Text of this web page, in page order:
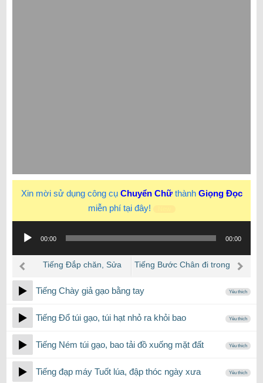
Xin mời sử dụng công cụ Chuyển Chữthành Giọng Đọc
miễn phí tại đây!
phát
âm
thanh
00:00 00:00
Tiếng Đắp chăn, Sửa
Tiếng Bước Chân đi trong
Tiếng Chày giả gạo bằng tay Yêu thích
Tiếng Đổ túi gạo, túi hạt nhỏ ra khỏi bao Yêu thích
Tiếng Ném túi gạo, bao tải đồ xuống mặt đất Yêu thích
Tiếng đạp máy Tuốt lúa, đập thóc ngày xưa Yêu thích